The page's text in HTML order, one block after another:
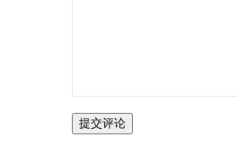
提交评论